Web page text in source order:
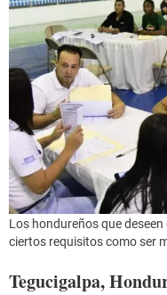
Los hondureños que
ciertos requisitos como ser
Tegucigalpa,